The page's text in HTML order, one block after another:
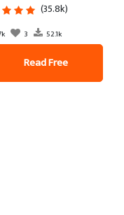
(35.8k)
3 52.1k
Read Free